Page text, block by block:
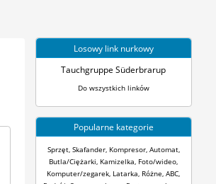
Losowy link nurkowy
Tauchgruppe Süderbrarup
Do wszystkich linków
Popularne kategorie
Sprzęt, Skafander, Kompresor, Automat,
Butla/Ciężarki Kamizelka Foto/wideo
Komputer/zegarek Latarka Różne ABC